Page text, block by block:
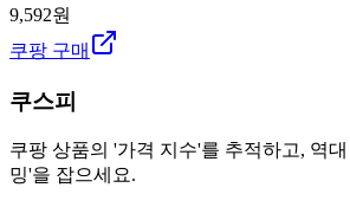
9,592원
쿠팡 구매
쿠스피
쿠팡 상품의 '가격 지수'를 추적하고, 역대
밍'을 잡으세요.